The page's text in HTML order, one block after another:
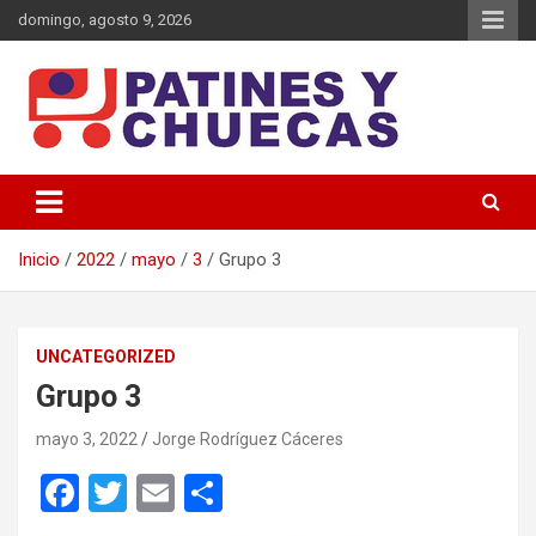
Saltar
al
domingo, agosto 9, 2026
Patines y Chuecas
Inicio 2022 mayo 3 Grupo 3
UNCATEGORIZED
Grupo 3
mayo 3, 2022 Jorge Rodríguez Cáceres
F
T
E